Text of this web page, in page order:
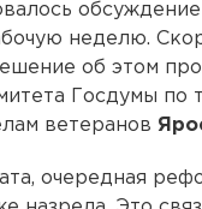
неделю.
об этом
Госдумы по
ветеранов
очередная